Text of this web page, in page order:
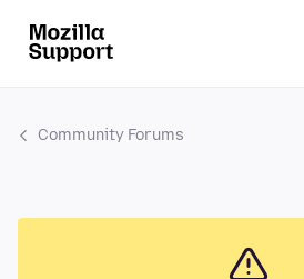
Community Forums